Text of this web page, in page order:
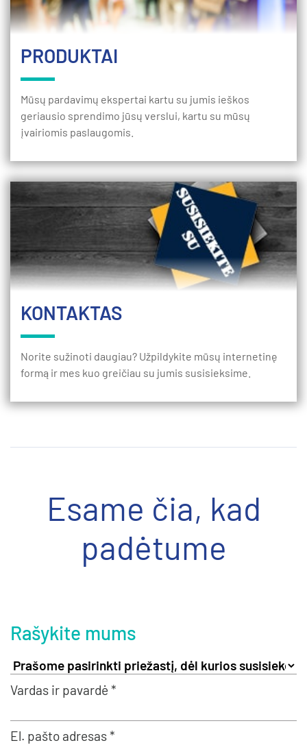
PRODUKTAI
Mūsų pardavimų ekspertai kartu su jumis ieškos
geriausio sprendimo jūsų verslui, kartu su mūsų
įvairiomis paslaugomis.
KONTAKTAS
Norite sužinoti daugiau? Užpildykite mūsų internetinę
formą ir mes kuo greičiau su jumis susisieksime.
Esame čia, kad
padėtume
Rašykite mums
Vardas ir pavardė *
El. pašto adresas *